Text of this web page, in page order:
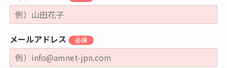
メールアドレス